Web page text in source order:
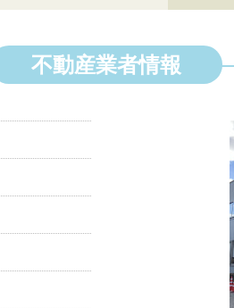
不動産業者情報